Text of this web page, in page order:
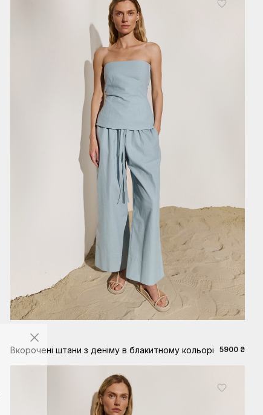
XS SM
Вкорочені штани з деніму в блакитному кольорі 5900 ₴